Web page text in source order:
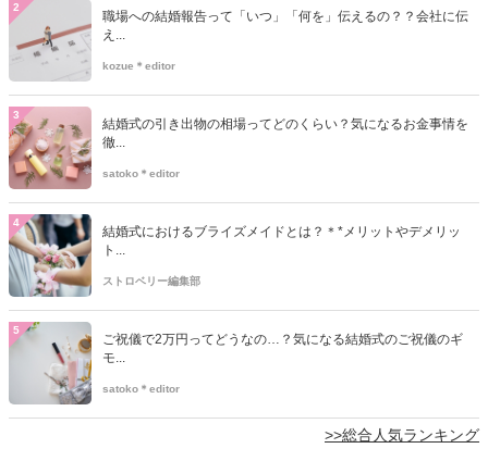
2
職場への結婚報告って「いつ」「何を」伝えるの？？会社に伝
え...
kozue＊editor
3
結婚式の引き出物の相場ってどのくらい？気になるお金事情を
徹...
satoko＊editor
4
結婚式におけるブライズメイドとは？＊*メリットやデメリッ
ト...
ストロベリー編集部
5
ご祝儀で2万円ってどうなの…？気になる結婚式のご祝儀のギ
モ...
satoko＊editor
>>総合人気ランキング